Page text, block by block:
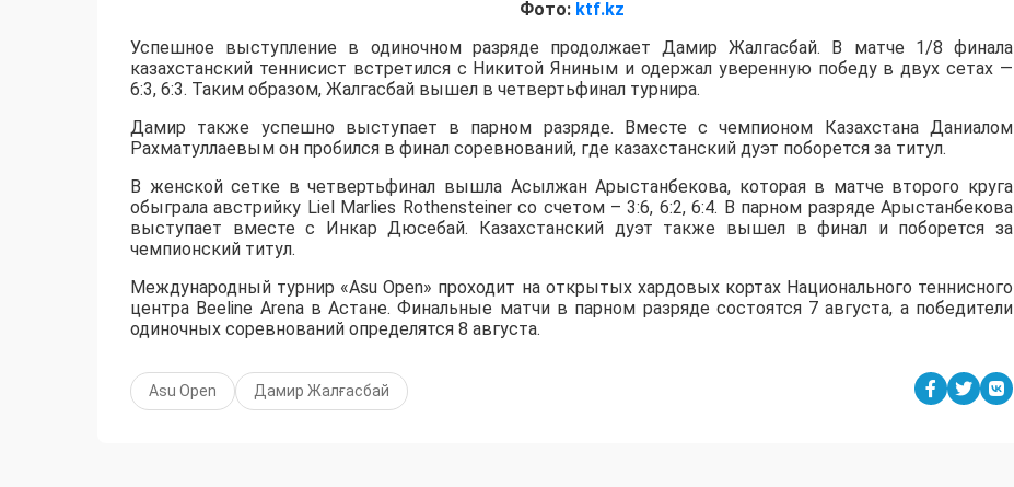
Фото: ktf.kz
Успешное выступление в одиночном разряде продолжает Дамир Жалгасбай. В матче 1/8 финала
казахстанский теннисист встретился с Никитой Яниным и одержал уверенную победу в двух сетах —
6:3, 6:3. Таким образом, Жалгасбай вышел в четвертьфинал турнира.
Дамир также успешно выступает в парном разряде. Вместе с чемпионом Казахстана Даниалом
Рахматуллаевым он пробился в финал соревнований, где казахстанский дуэт поборется за титул.
В женской сетке в четвертьфинал вышла Асылжан Арыстанбекова, которая в матче второго круга
обыграла австрийку Liel Marlies Rothensteiner со счетом – 3:6, 6:2, 6:4. В парном разряде Арыстанбекова
выступает вместе с Инкар Дюсебай. Казахстанский дуэт также вышел в финал и поборется за
чемпионский титул.
Международный турнир «Asu Open» проходит на открытых хардовых кортах Национального теннисного
центра Beeline Arena в Астане. Финальные матчи в парном разряде состоятся 7 августа, а победители
одиночных соревнований определятся 8 августа.
Asu Open Дамир Жалғасбай